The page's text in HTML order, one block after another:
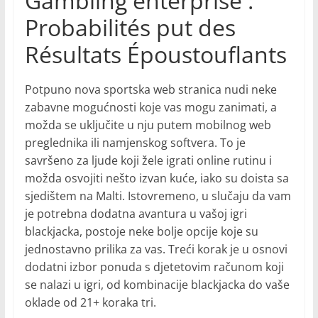
Probabilités put des
Résultats Époustouflants
Potpuno nova sportska web stranica nudi neke
zabavne mogućnosti koje vas mogu zanimati, a
možda se uključite u nju putem mobilnog web
preglednika ili namjenskog softvera. To je
savršeno za ljude koji žele igrati online rutinu i
možda osvojiti nešto izvan kuće, iako su doista sa
sjedištem na Malti. Istovremeno, u slučaju da vam
je potrebna dodatna avantura u vašoj igri
blackjacka, postoje neke bolje opcije koje su
jednostavno prilika za vas. Treći korak je u osnovi
dodatni izbor ponuda s djetetovim računom koji
se nalazi u igri, od kombinacije blackjacka do vaše
oklade od 21+ koraka tri.